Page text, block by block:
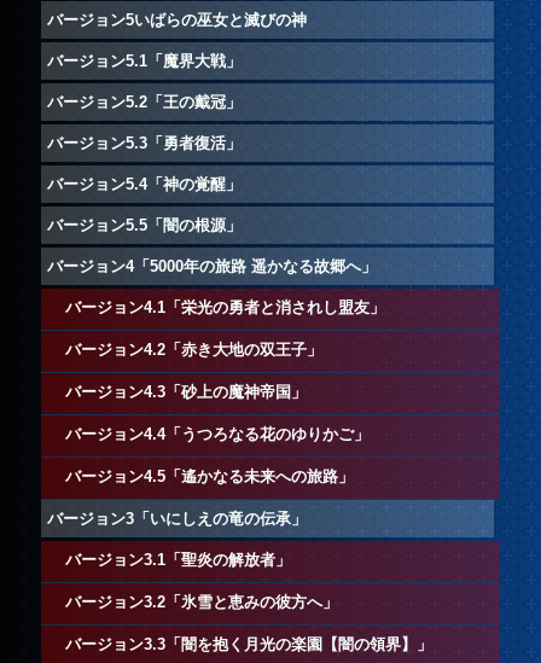
バージョン5いばらの巫女と滅びの神
バージョン5.1「魔界大戦」
バージョン5.2「王の戴冠」
バージョン5.3「勇者復活」
バージョン5.4「神の覚醒」
バージョン5.5「闇の根源」
バージョン4「5000年の旅路 遥かなる故郷へ」
バージョン4.1「栄光の勇者と消されし盟友」
バージョン4.2「赤き大地の双王子」
バージョン4.3「砂上の魔神帝国」
バージョン4.4「うつろなる花のゆりかご」
バージョン4.5「遙かなる未来への旅路」
バージョン3「いにしえの竜の伝承」
バージョン3.1「聖炎の解放者」
バージョン3.2「氷雪と恵みの彼方へ」
バージョン3.3「闇を抱く月光の楽園【闇の領界】」